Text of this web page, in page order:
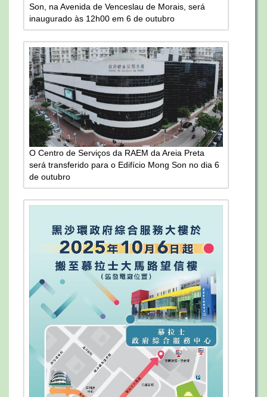
Son, na Avenida de Venceslau de Morais, será
inaugurado às 12h00 em 6 de outubro
O Centro de Serviços da RAEM da Areia Preta
será transferido para o Edifício Mong Son no dia 6
de outubro